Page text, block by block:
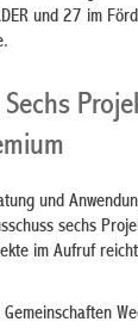
und 27 im
Sechs
und
sechs
im Aufruf